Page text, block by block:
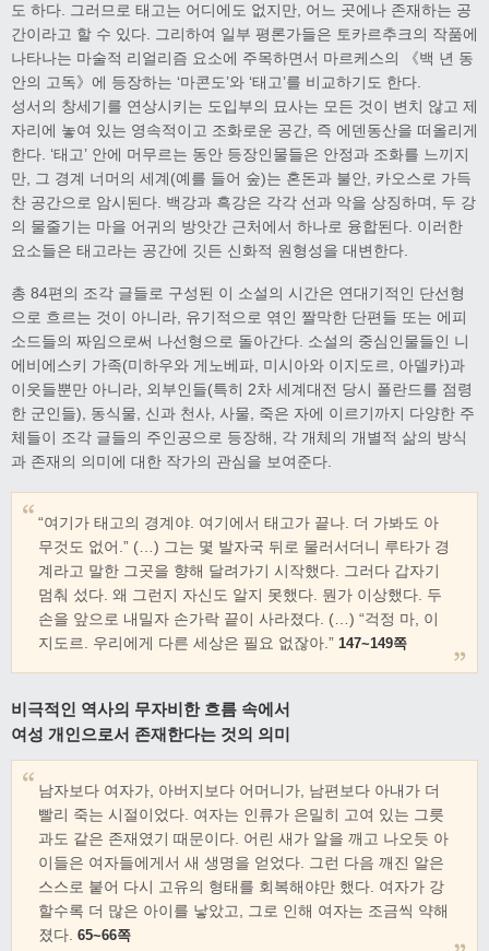
도 하다. 그러므로 태고는 어디에도 없지만, 어느 곳에나 존재하는 공
간이라고 할 수 있다. 그리하여 일부 평론가들은 토카르추크의 작품에
나타나는 마술적 리얼리즘 요소에 주목하면서 마르케스의 《백 년 동
안의 고독》에 등장하는 ‘마콘도’와 ‘태고’를 비교하기도 한다.
성서의 창세기를 연상시키는 도입부의 묘사는 모든 것이 변치 않고 제
자리에 놓여 있는 영속적이고 조화로운 공간, 즉 에덴동산을 떠올리게
한다. ‘태고’ 안에 머무르는 동안 등장인물들은 안정과 조화를 느끼지
만, 그 경계 너머의 세계(예를 들어 숲)는 혼돈과 불안, 카오스로 가득
찬 공간으로 암시된다. 백강과 흑강은 각각 선과 악을 상징하며, 두 강
의 물줄기는 마을 어귀의 방앗간 근처에서 하나로 융합된다. 이러한
요소들은 태고라는 공간에 깃든 신화적 원형성을 대변한다.
총 84편의 조각 글들로 구성된 이 소설의 시간은 연대기적인 단선형
으로 흐르는 것이 아니라, 유기적으로 엮인 짤막한 단편들 또는 에피
소드들의 짜임으로써 나선형으로 돌아간다. 소설의 중심인물들인 니
에비에스키 가족(미하우와 게노베파, 미시아와 이지도르, 아델카)과
이웃들뿐만 아니라, 외부인들(특히 2차 세계대전 당시 폴란드를 점령
한 군인들), 동식물, 신과 천사, 사물, 죽은 자에 이르기까지 다양한 주
체들이 조각 글들의 주인공으로 등장해, 각 개체의 개별적 삶의 방식
과 존재의 의미에 대한 작가의 관심을 보여준다.
“여기가 태고의 경계야. 여기에서 태고가 끝나. 더 가봐도 아
무것도 없어.” (…) 그는 몇 발자국 뒤로 물러서더니 루타가 경
계라고 말한 그곳을 향해 달려가기 시작했다. 그러다 갑자기
멈춰 섰다. 왜 그런지 자신도 알지 못했다. 뭔가 이상했다. 두
손을 앞으로 내밀자 손가락 끝이 사라졌다. (…) “걱정 마, 이
지도르. 우리에게 다른 세상은 필요 없잖아.” 147~149쪽
비극적인 역사의 무자비한 흐름 속에서
여성 개인으로서 존재한다는 것의 의미
남자보다 여자가, 아버지보다 어머니가, 남편보다 아내가 더
빨리 죽는 시절이었다. 여자는 인류가 은밀히 고여 있는 그릇
과도 같은 존재였기 때문이다. 어린 새가 알을 깨고 나오듯 아
이들은 여자들에게서 새 생명을 얻었다. 그런 다음 깨진 알은
스스로 붙어 다시 고유의 형태를 회복해야만 했다. 여자가 강
할수록 더 많은 아이를 낳았고, 그로 인해 여자는 조금씩 약해
졌다. 65~66쪽